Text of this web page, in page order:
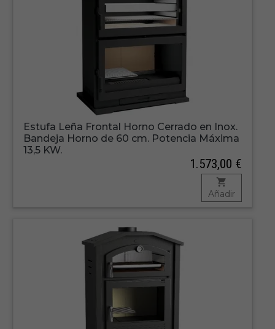
Estufa Leña Frontal Horno Cerrado en Inox.
Bandeja Horno de 60 cm. Potencia Máxima
13,5 KW.
1.573,00 €
Añadir